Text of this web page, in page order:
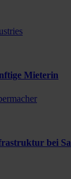
Mieterin
bei